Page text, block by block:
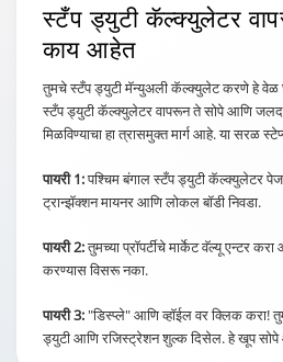
दरम्यान आहे)
विक्री ॲग्रीमेंट
(जिथे प्रॉपर्टीचे
मार्केट मूल्य ₹3 कोटी
पेक्षा जास्त आहे)
₹75000
स्टँप ड्युटी कॅल्क्युलेटर
काय आहेत
तुमचे स्टँप ड्युटी मॅन्युअली कॅल्क्युलेट करणे हे
स्टँप ड्युटी कॅल्क्युलेटर वापरून ते सोपे आणि
मिळविण्याचा हा त्रासमुक्त मार्ग आहे. या सरळ
पायरी 1:पश्चिम बंगाल स्टँप ड्युटी कॅल्क्युलेटर
ट्रान्झॅक्शन मायनर आणि लोकल बॉडी निवडा.
पायरी 2:तुमच्या प्रॉपर्टीचे मार्केट वॅल्यू एन्टर
करण्यास विसरू नका.
पायरी 3: "डिस्प्ले" आणि व्हॉईल वर क्लिक करा!
ड्युटी आणि रजिस्ट्रेशन शुल्क दिसेल. हे खूप